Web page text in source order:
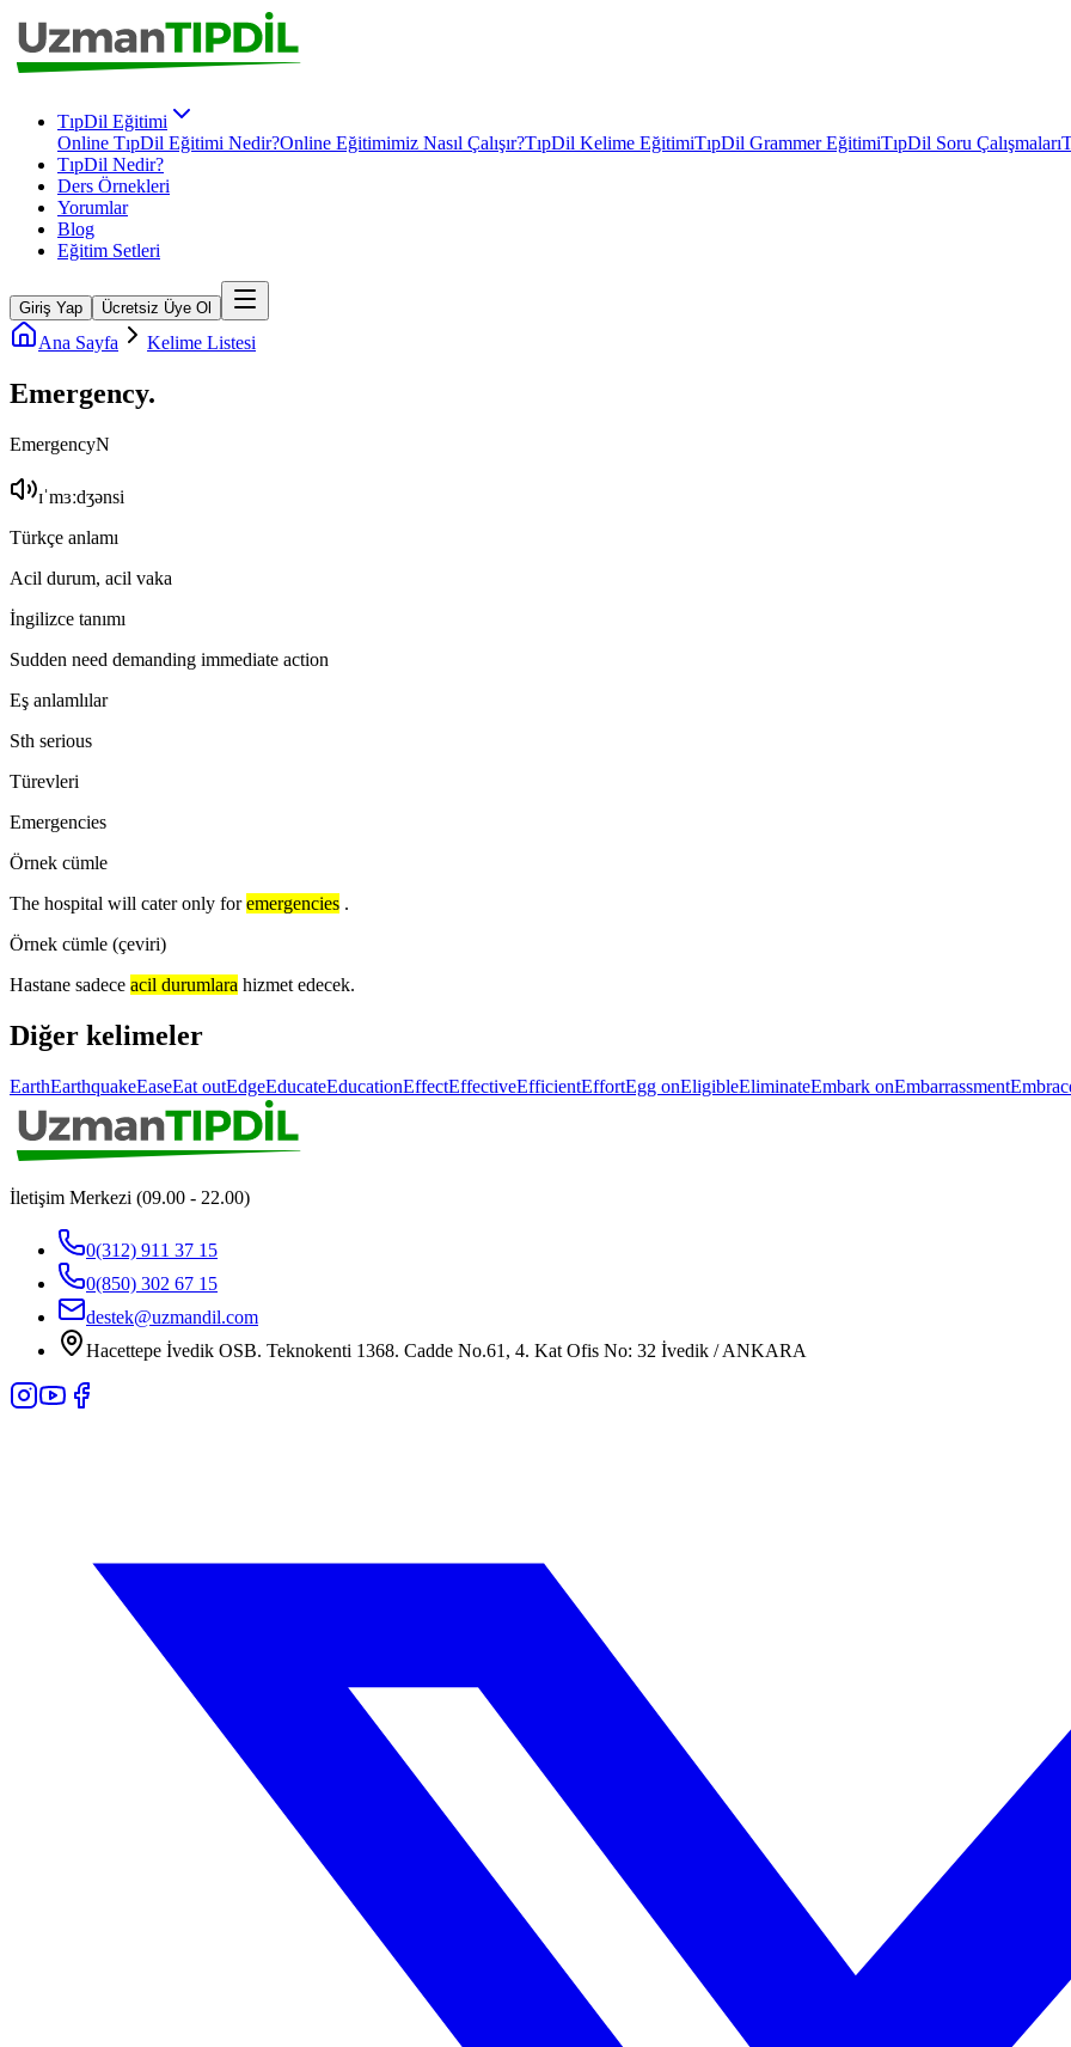
TıpDil Eğitimi
Online TıpDil Eğitimi Nedir?Online Eğitimimiz Nasıl Çalışır?TıpDil Kelime EğitimiTıpDil Grammer EğitimiTıpDil Soru Çalışmaları
TıpDil Nedir?
Ders Örnekleri
Yorumlar
Blog
Eğitim Setleri
Giriş Yap Ücretsiz Üye Ol
Ana Sayfa Kelime Listesi
Emergency.
EmergencyN
ɪˈmɜːdʒənsi
Türkçe anlamı
Acil durum, acil vaka
İngilizce tanımı
Sudden need demanding immediate action
Eş anlamlılar
Sth serious
Türevleri
Emergencies
Örnek cümle
The hospital will cater only for emergencies .
Örnek cümle (çeviri)
Hastane sadece acil durumlara hizmet edecek.
Diğer kelimeler
EarthEarthquakeEaseEat outEdgeEducateEducationEffectEffectiveEfficientEffortEgg onEligibleEliminateEmbark onEmbarrassment
İletişim Merkezi (09.00 - 22.00)
0(312) 911 37 15
0(850) 302 67 15
destek@uzmandil.com
Hacettepe İvedik OSB. Teknokenti 1368. Cadde No.61, 4. Kat Ofis No: 32 İvedik / ANKARA